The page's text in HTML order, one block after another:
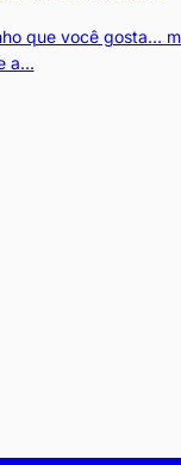
que você gosta…
a...